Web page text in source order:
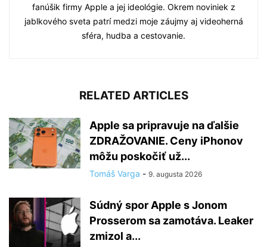
fanúšik firmy Apple a jej ideológie. Okrem noviniek z
jablkového sveta patrí medzi moje záujmy aj videoherná
sféra, hudba a cestovanie.
RELATED ARTICLES
Apple sa pripravuje na ďalšie
ZDRAŽOVANIE. Ceny iPhonov
môžu poskočiť už...
Tomáš Varga - 9. augusta 2026
Súdný spor Apple s Jonom
Prosserom sa zamotáva. Leaker
zmizol a...